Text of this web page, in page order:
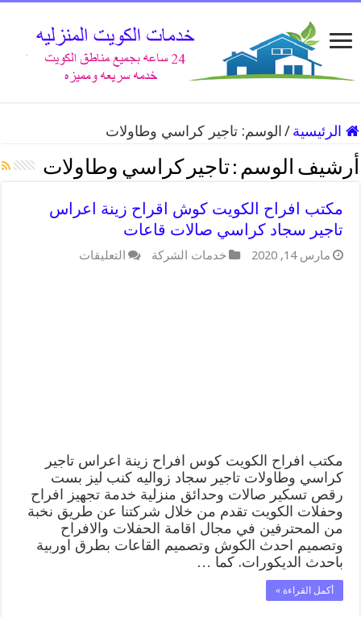
الرئيسية / الوسم:تاجير كراسي وطاولات
أرشيف الوسم :تاجير كراسي وطاولات
مكتب افراح الكويت كوش اقراح زينة اعراس
تاجير سجاد كراسي صالات قاعات
مارس 14, 2020 خدمات الشركة التعليقات
مكتب افراح الكويت كوس افراح زينة اعراس تاجير
كراسي وطاولات تاجير سجاد زواليه كنب ليز بست
رقص تسكير صالات وحدائق منزلية خدمة تجهيز افراح
وحفلات الكويت تقدم من خلال شركتنا عن طريق نخبة
من المحترفين في مجال اقامة الحفلات والافراح
وتصميم احدث الكوش وتصميم القاعات بطرق اوربية
باحدث الديكورات. كما …
أكمل القراءة »